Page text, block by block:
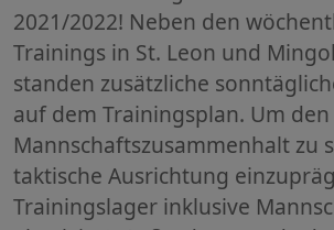
2021/2022! Neben den
Trainings in St. Leon und
standen zusätzliche
auf dem Trainingsplan. Um den
Mannschaftszusammenhalt zu
taktische Ausrichtung
Trainingslager inklusive